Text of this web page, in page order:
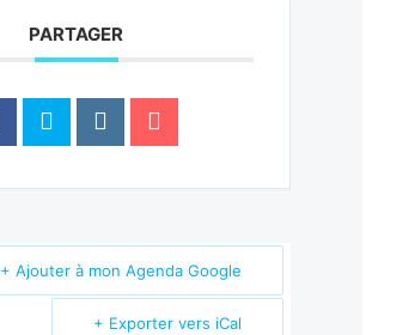
PARTAGER
+ Ajouter à mon Agenda Google
+ Exporter vers iCal